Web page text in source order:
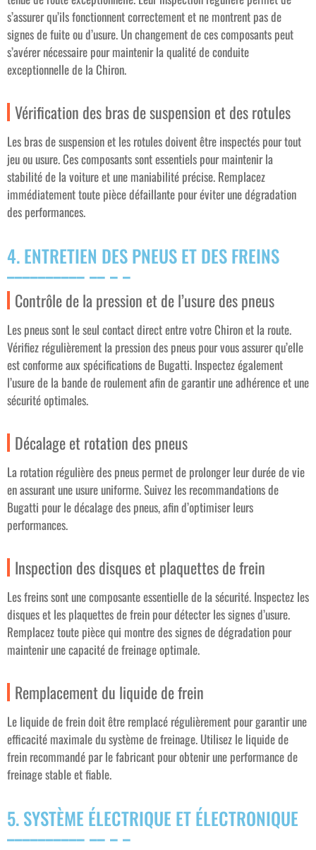
s’assurer qu’ils fonctionnent correctement et ne montrent pas de
signes de fuite ou d’usure. Un changement de ces composants peut
s’avérer nécessaire pour maintenir la qualité de conduite
exceptionnelle de la Chiron.
Vérification des bras de suspension et des rotules
Les bras de suspension et les rotules doivent être inspectés pour tout
jeu ou usure. Ces composants sont essentiels pour maintenir la
stabilité de la voiture et une maniabilité précise. Remplacez
immédiatement toute pièce défaillante pour éviter une dégradation
des performances.
4. ENTRETIEN DES PNEUS ET DES FREINS
Contrôle de la pression et de l’usure des pneus
Les pneus sont le seul contact direct entre votre Chiron et la route.
Vérifiez régulièrement la pression des pneus pour vous assurer qu’elle
est conforme aux spécifications de Bugatti. Inspectez également
l’usure de la bande de roulement afin de garantir une adhérence et une
sécurité optimales.
Décalage et rotation des pneus
La rotation régulière des pneus permet de prolonger leur durée de vie
en assurant une usure uniforme. Suivez les recommandations de
Bugatti pour le décalage des pneus, afin d’optimiser leurs
performances.
Inspection des disques et plaquettes de frein
Les freins sont une composante essentielle de la sécurité. Inspectez les
disques et les plaquettes de frein pour détecter les signes d’usure.
Remplacez toute pièce qui montre des signes de dégradation pour
maintenir une capacité de freinage optimale.
Remplacement du liquide de frein
Le liquide de frein doit être remplacé régulièrement pour garantir une
efficacité maximale du système de freinage. Utilisez le liquide de
frein recommandé par le fabricant pour obtenir une performance de
freinage stable et fiable.
5. SYSTÈME ÉLECTRIQUE ET ÉLECTRONIQUE